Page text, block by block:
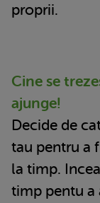
proprii.
Cine se
ajunge!
Decide de
tau pentru a
la timp.
timp pentu a